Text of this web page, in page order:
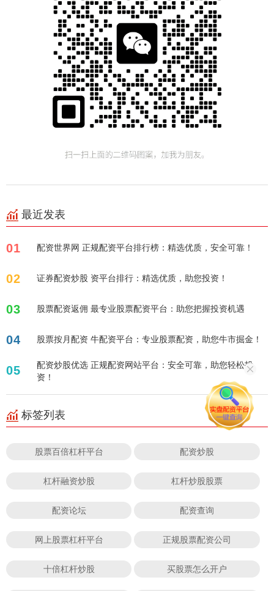
最近发表
01 配资世界网 正规配资平台排行榜：精选优质，安全可靠！
02 证券配资炒股 资平台排行：精选优质，助您投资！
03 股票配资返佣 最专业股票配资平台：助您把握投资机遇
04 股票按月配资 牛配资平台：专业股票配资，助您牛市掘金！
05
配资炒股优选 正规配资网站平台：安全可靠，助您轻松投
资！
标签列表
股票百倍杠杆平台 配资炒股
杠杆融资炒股 杠杆炒股股票
配资论坛 配资查询
网上股票杠杆平台 正规股票配资公司
十倍杠杆炒股 买股票怎么开户